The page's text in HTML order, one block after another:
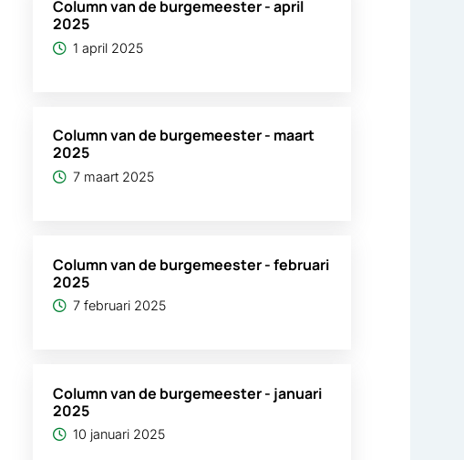
Column van de burgemeester - april
2025
1 april 2025
Column van de burgemeester - maart
2025
7 maart 2025
Column van de burgemeester - februari
2025
7 februari 2025
Column van de burgemeester - januari
2025
10 januari 2025